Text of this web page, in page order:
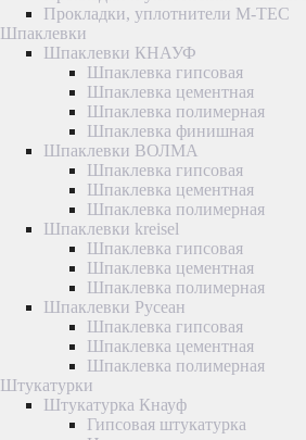
Прокладки, уплотнители M-TEC
Шпаклевки
Шпаклевки КНАУФ
Шпаклевка гипсовая
Шпаклевка цементная
Шпаклевка полимерная
Шпаклевка финишная
Шпаклевки ВОЛМА
Шпаклевка гипсовая
Шпаклевка цементная
Шпаклевка полимерная
Шпаклевки kreisel
Шпаклевка гипсовая
Шпаклевка цементная
Шпаклевка полимерная
Шпаклевки Русеан
Шпаклевка гипсовая
Шпаклевка цементная
Шпаклевка полимерная
Штукатурки
Штукатурка Кнауф
Гипсовая штукатурка